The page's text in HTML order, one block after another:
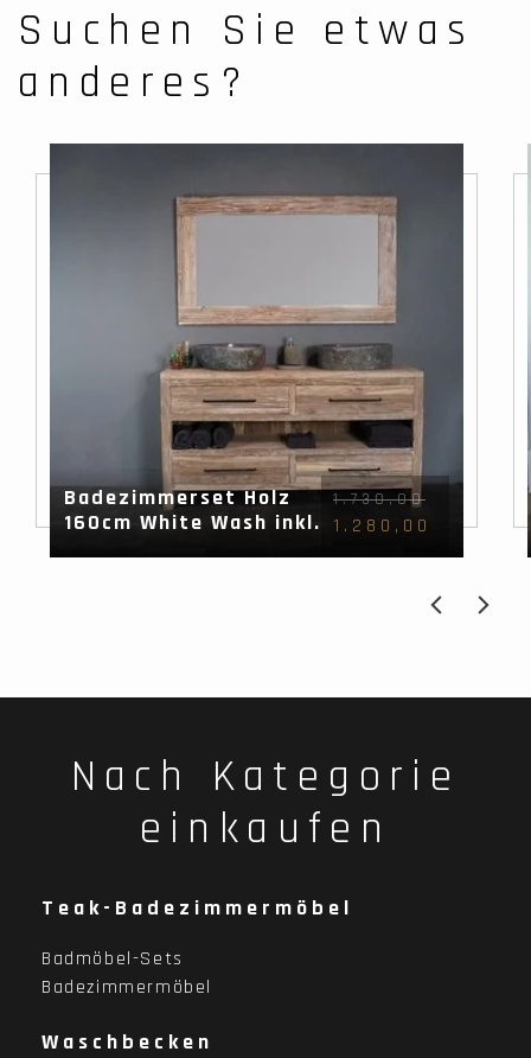
Suchen Sie etwas
anderes?
Badezimmerset Holz
160cm White Wash inkl.
1.730,00
1.280,00
Nach Kategorie
einkaufen
Teak-Badezimmermöbel
Badmöbel-Sets
Badezimmermöbel
Waschbecken